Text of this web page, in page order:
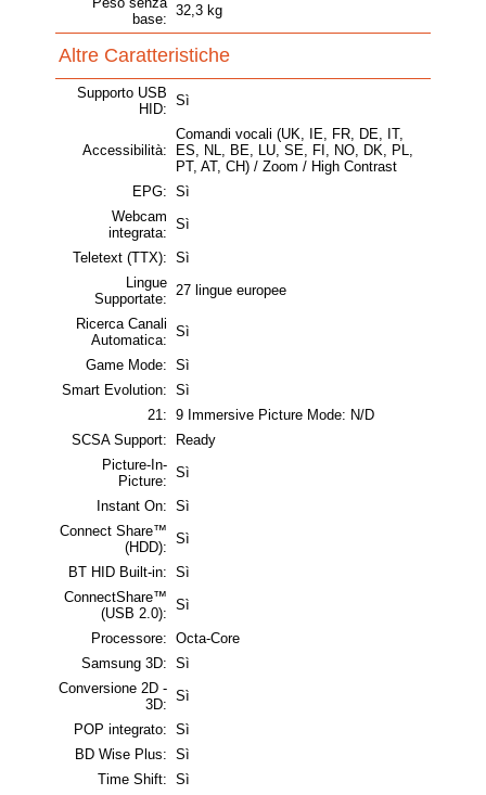
base:
32,3 kg
Altre Caratteristiche
Supporto USB
HID:
Sì
Accessibilità:
Comandi vocali (UK, IE, FR, DE, IT,
ES, NL, BE, LU, SE, FI, NO, DK, PL,
PT, AT, CH) / Zoom / High Contrast
EPG: Sì
Webcam
integrata:
Sì
Teletext (TTX): Sì
Lingue
Supportate:
27 lingue europee
Ricerca Canali
Automatica:
Sì
Game Mode: Sì
Smart Evolution: Sì
21: 9 Immersive Picture Mode: N/D
SCSA Support:
Ready
Picture-In-
Picture:
Sì
Instant On: Sì
Connect Share™
(HDD):
Sì
BT HID Built-in: Sì
ConnectShare™
(USB 2.0):
Sì
Processore: Octa-Core
Samsung 3D: Sì
Conversione 2D -
3D:
Sì
POP integrato: Sì
BD Wise Plus: Sì
Time Shift: Sì